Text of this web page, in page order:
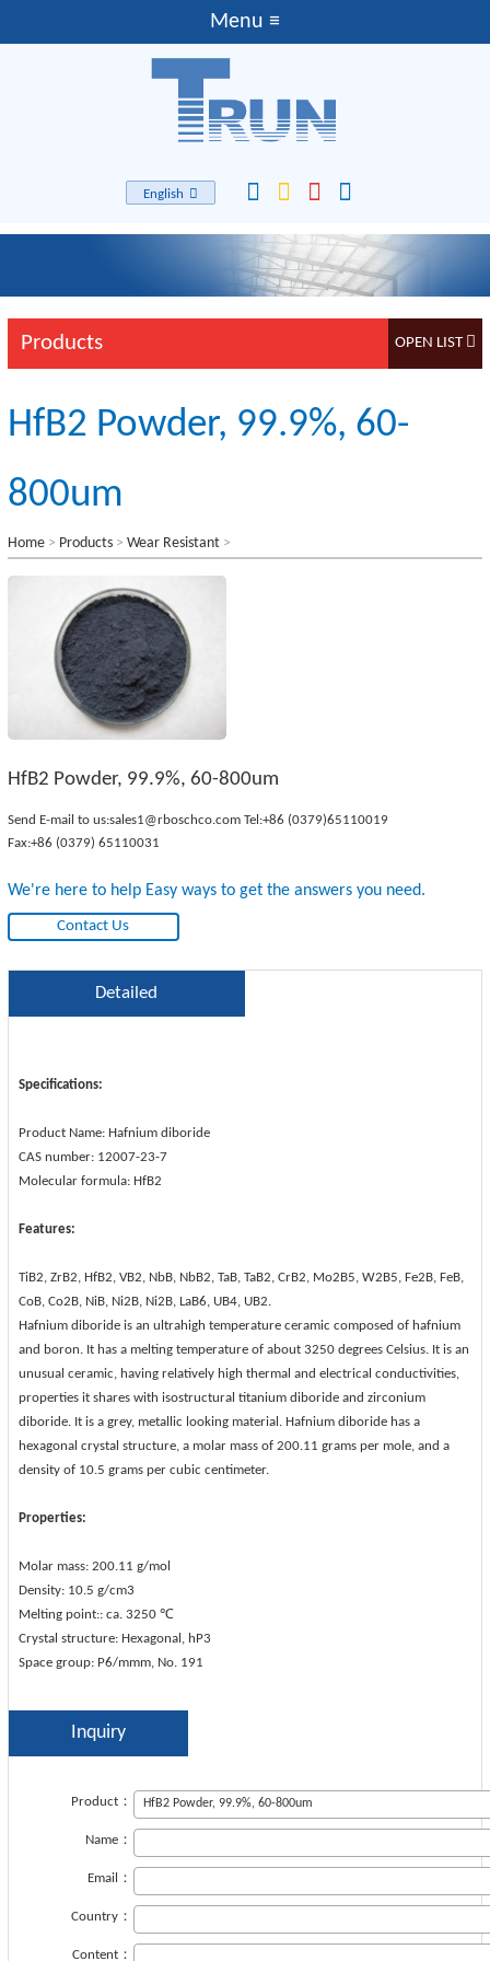
English
Products
HfB2 Powder, 99.9%, 60-
800um
Home> Products> Wear Resistant>
HfB2 Powder, 99.9%, 60-800um
Send E-mail to us:sales1@rboschco.com Tel:+86 (0379)65110019
Fax:+86 (0379) 65110031
We're here to help Easy ways to get the answers you need.
Contact Us
Detailed
Specifications:
Product Name: Hafnium diboride
CAS number: 12007-23-7
Molecular formula: HfB2
Features:
TiB2, ZrB2, HfB2, VB2, NbB, NbB2, TaB, TaB2, CrB2, Mo2B5, W2B5, Fe2B, FeB,
CoB, Co2B, NiB, Ni2B, Ni2B, LaB6, UB4, UB2.
Hafnium diboride is an ultrahigh temperature ceramic composed of hafnium
and boron. It has a melting temperature of about 3250 degrees Celsius. It is an
unusual ceramic, having relatively high thermal and electrical conductivities,
properties it shares with isostructural titanium diboride and zirconium
diboride. It is a grey, metallic looking material. Hafnium diboride has a
hexagonal crystal structure, a molar mass of 200.11 grams per mole, and a
density of 10.5 grams per cubic centimeter.
Properties:
Molar mass: 200.11 g/mol
Density: 10.5 g/cm3
Melting point:: ca. 3250 ℃
Crystal structure: Hexagonal, hP3
Space group: P6/mmm, No. 191
Inquiry
Product：
Name：
Email：
Country：
Content：